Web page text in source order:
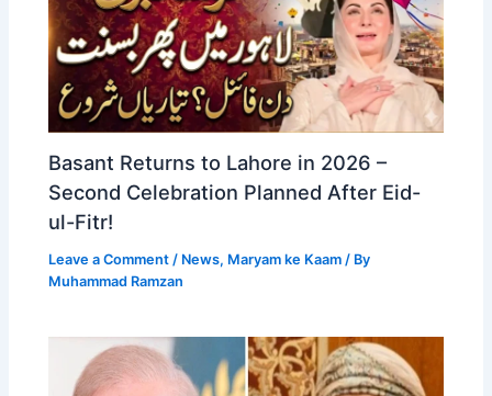
Basant Returns to Lahore in 2026 –
Second Celebration Planned After Eid-
ul-Fitr!
Leave a Comment / News, Maryam ke Kaam / By
Muhammad Ramzan